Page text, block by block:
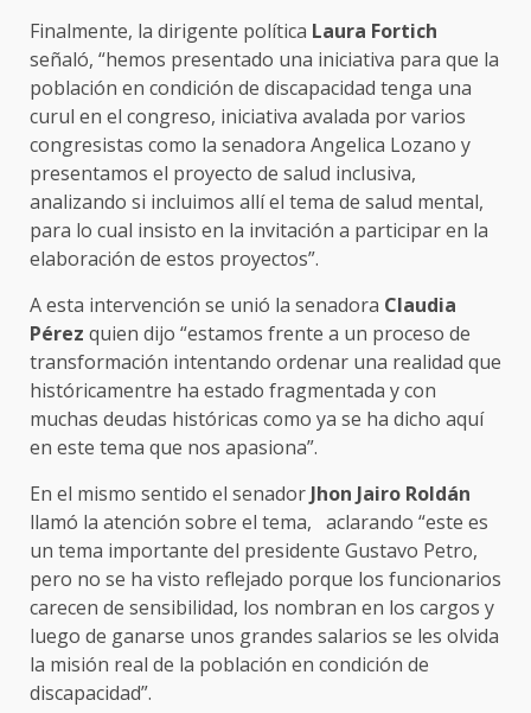
Finalmente, la dirigente política Laura Fortich
señaló, “hemos presentado una iniciativa para que la
población en condición de discapacidad tenga una
curul en el congreso, iniciativa avalada por varios
congresistas como la senadora Angelica Lozano y
presentamos el proyecto de salud inclusiva,
analizando si incluimos allí el tema de salud mental,
para lo cual insisto en la invitación a participar en la
elaboración de estos proyectos”.
A esta intervención se unió la senadora Claudia
Pérez quien dijo “estamos frente a un proceso de
transformación intentando ordenar una realidad que
históricamentre ha estado fragmentada y con
muchas deudas históricas como ya se ha dicho aquí
en este tema que nos apasiona”.
En el mismo sentido el senador Jhon Jairo Roldán
llamó la atención sobre el tema, aclarando “este es
un tema importante del presidente Gustavo Petro,
pero no se ha visto reflejado porque los funcionarios
carecen de sensibilidad, los nombran en los cargos y
luego de ganarse unos grandes salarios se les olvida
la misión real de la población en condición de
discapacidad”.